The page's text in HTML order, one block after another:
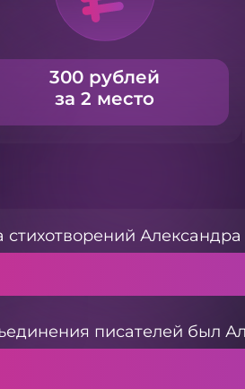
300 рублей
за 2 место
стихотворений
писателей был